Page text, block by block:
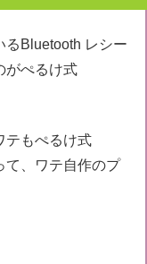
るBluetooth レシー
がぺるけ式
テもぺるけ式
て、ワテ自作のプ